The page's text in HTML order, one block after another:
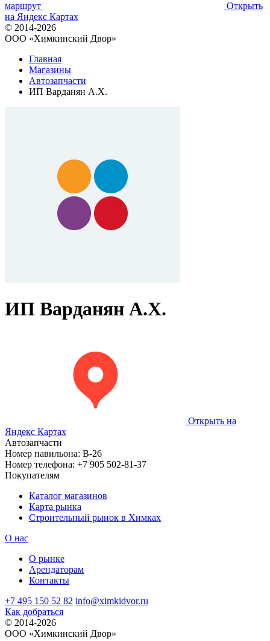
маршрут
Открыть
на Яндекс Картах
© 2014-2026
OOO «Химкинский Двор»
Главная
Магазины
Автозапчасти
ИП Варданян А.Х.
ИП Варданян А.Х.
Открыть на
Яндекс Картах
Автозапчасти
Номер павильона: В-26
Номер телефона: +7 905 502-81-37
Покупателям
Каталог магазинов
Карта рынка
Строительный рынок в Химках
О нас
О рынке
Арендаторам
Контакты
+7 495 150 52 82 info@ximkidvor.ru
Как добраться
© 2014-2026
OOO «Химкинский Двор»